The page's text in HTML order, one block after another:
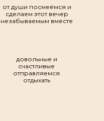
от души посмеёмся и
сделаем этот вечер
незабываемым вместе
довольные и
счастливые
отправляемся
отдыхать